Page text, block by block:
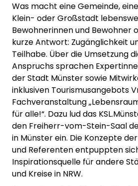
Was macht eine Gemeinde,
Klein- oder Großstadt
Bewohnerinnen und Bewohner
kurze Antwort: Zugänglichkeit
Teilhabe. Über die Umsetzung
Anspruchs sprachen
der Stadt Münster sowie
inklusiven Tourismusangebots
Fachveranstaltung
für alle!“. Dazu lud das
den Freiherr-vom-Stein-Saal
in Münster ein. Die Konzepte
und Referenten entpuppten
Inspirationsquelle für andere
und Kreise in NRW.